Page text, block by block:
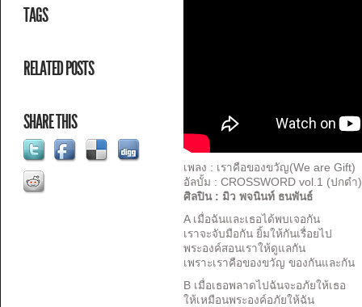
TAGS
RELATED POSTS
SHARE THIS
เพลง : เราคือของขวัญ(We are Gift)
อัลบั้ม : CROSSWORD vol.1 (ปกดำ)
ศิลปิน : มิว พจนินท์ ธนพันธ์
A เมื่อฉันและเธอได้พบเจอกัน
เราจะจับมือกัน ยิ้มให้กันเรื่อยไป
พระองค์สอนเราให้ดูแลกัน
เพราะเราคือของขวัญ ของกันและกัน
B เมื่อเธอพลาดไปฉันจะอภัยให้เธอ
ให้เหมือนพระองค์อภัยให้ฉัน